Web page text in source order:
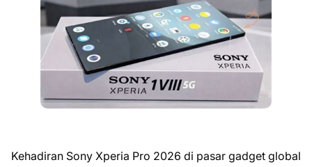
Kehadiran Sony Xperia Pro 2026 di pasar gadget global